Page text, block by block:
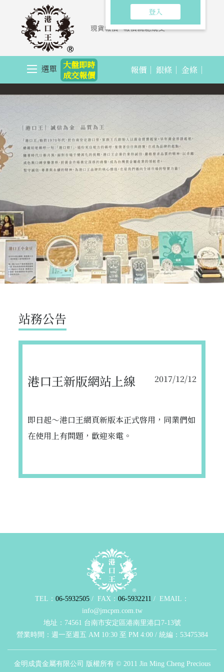
登入
大盤即時
成交報價
選單 金條｜
銀條｜
報價｜
站務公告
港口王新版網站上線 2017/12/12
即日起～港口王網頁新版本正式啓用，同業們如
在使用上有問題，歡迎來電。
TEL： 06-5932505 / FAX： 06-5932211 / EMAIL：
info@jmcpm.com.tw
地址：74561 台南市安定區港南里港口7-13號
營業時間：週一至週五 AM 10:30 至 PM 4:00 / 統編：53475384
金明成貴金屬有限公司 版權所有 © 2011 Jin Ming Cheng Precious